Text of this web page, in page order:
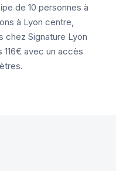
de 10 personnes à
à Lyon centre,
chez Signature Lyon
avec un accès